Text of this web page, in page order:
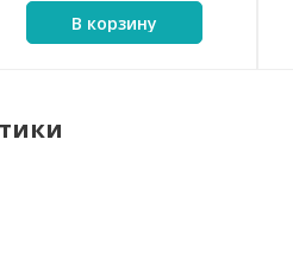
В корзину